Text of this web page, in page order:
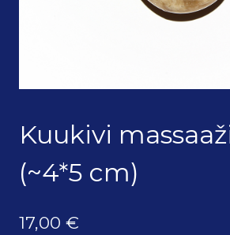
Kuukivi
(~4*5 cm)
17,00 €